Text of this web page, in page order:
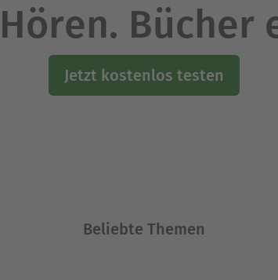
Bücher
Jetzt kostenlos testen
Beliebte Themen